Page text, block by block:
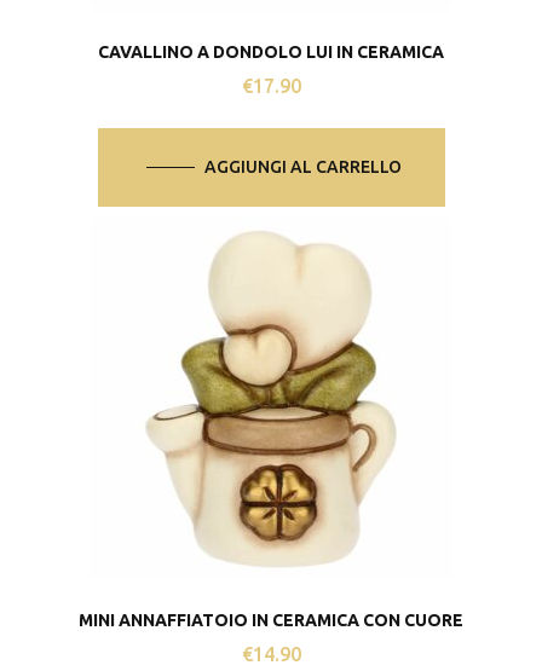
CAVALLINO A DONDOLO LUI IN CERAMICA
€17.90
AGGIUNGI AL CARRELLO
MINI ANNAFFIATOIO IN CERAMICA CON CUORE
€14.90